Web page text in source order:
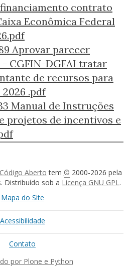
contrato
Econômica Federal
Aprovar parecer
- CGFIN-DGFAI tratar
de recursos para
2026 .pdf
Manual de Instruções
projetos de incentivos e
Aberto tem © 2000-2026 pela
Distribuído sob a Licença GNU GPL.
Mapa do Site
Acessibilidade
Contato
por Plone e Python